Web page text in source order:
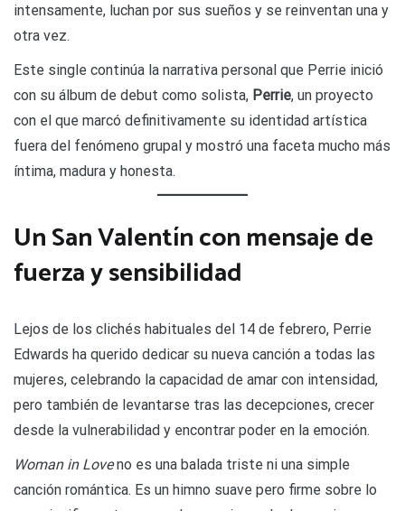
intensamente, luchan por sus sueños y se reinventan una y
otra vez.
Este single continúa la narrativa personal que Perrie inició
con su álbum de debut como solista, Perrie, un proyecto
con el que marcó definitivamente su identidad artística
fuera del fenómeno grupal y mostró una faceta mucho más
íntima, madura y honesta.
Un San Valentín con mensaje de
fuerza y sensibilidad
Lejos de los clichés habituales del 14 de febrero, Perrie
Edwards ha querido dedicar su nueva canción a todas las
mujeres, celebrando la capacidad de amar con intensidad,
pero también de levantarse tras las decepciones, crecer
desde la vulnerabilidad y encontrar poder en la emoción.
Woman in Loveno es una balada triste ni una simple
canción romántica. Es un himno suave pero firme sobre lo